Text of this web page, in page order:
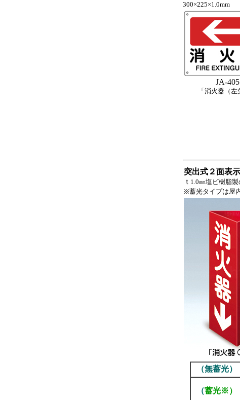
300×225×1.0mm
JA-405
「消火器（左
突出式２面表
ｔ1.0㎜塩ビ樹脂
※蓄光タイプは屋
（無蓄光）
（蓄光※）